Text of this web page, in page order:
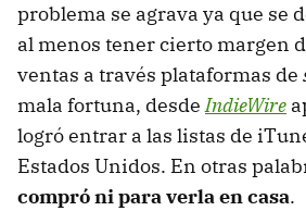
problema se agrava ya que se
al menos tener cierto margen
ventas a través plataformas de
mala fortuna, desdeIndieWire
logró entrar a las listas de
Estados Unidos. En otras
compró ni para verla en casa.